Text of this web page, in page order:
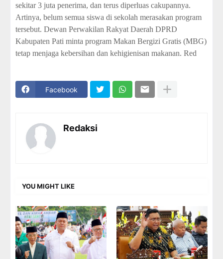
sekitar 3 juta penerima, dan terus diperluas cakupannya.
Artinya, belum semua siswa di sekolah merasakan program
tersebut. Dewan Perwakilan Rakyat Daerah DPRD
Kabupaten Pati minta program Makan Bergizi Gratis (MBG)
tetap menjaga kebersihan dan kehigienisan makanan. Red
Facebook
Redaksi
YOU MIGHT LIKE